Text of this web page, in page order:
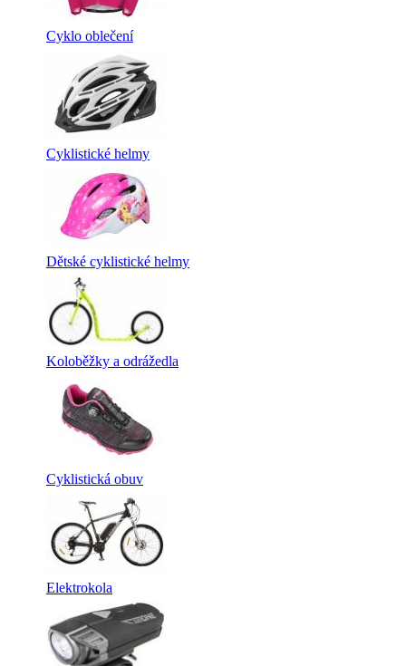
Cyklo oblečení
Cyklistické helmy
Dětské cyklistické helmy
Koloběžky a odrážedla
Cyklistická obuv
Elektrokola